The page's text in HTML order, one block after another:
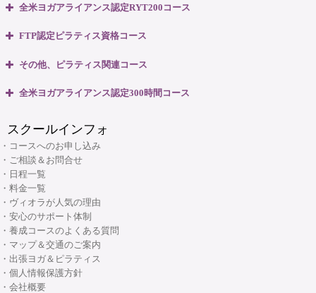
マップ＆交通のご案内
大阪府大阪市中央区本町3丁目4番10号 本町野村ビルB1F
(大阪市・本町)
大阪府大阪市中央区安土町3丁目2番4号 JUST本町ビル5F
TEL: 06-6926-8422
全米ヨガアライアンス認定RYT200コース
・全米ヨガアライアンス認定 RYT200資格取得コース
FTP認定ピラティス資格コース
・ピラティスベーシック インストラクター資格コース
・リフォーマーLevel2 インストラクター資格コース
・Tower インストラクター資格コース
・Basic Chair インストラクター資格コース
・ブラッシュアップセミナー
・リフォーマーブラッシュアップセミナー
その他、ピラティス関連コース
・ピラティスパーソナル指導者資格コース
・産後ピラティス インストラクターコース
・シニアピラティス インストラクターコース
・ピラティス解剖学インストラクター資格コース
・ピラティス解剖学【足部編】インストラクター資格コース
・骨盤底筋群機能改善インストラクター資格コース
・ピラティス プロップスコース
・ピラティスリング指導者養成コース
全米ヨガアライアンス認定300時間コース
・キッズヨガ インストラクターコース
・産後ヨガ インストラクターコース
・シニアヨガ インストラクターコース
・アシュタンガヨガ イマージョンコース
・呼吸と瞑想コース
・リストラティブメソッド養成コース
・ヨーガ哲学コース
・リンパマッサージコース
スクールインフォ
・コースへのお申し込み
・ご相談＆お問合せ
・日程一覧
・料金一覧
・ヴィオラが人気の理由
・安心のサポート体制
・養成コースのよくある質問
・マップ＆交通のご案内
・出張ヨガ＆ピラティス
・個人情報保護方針
・会社概要